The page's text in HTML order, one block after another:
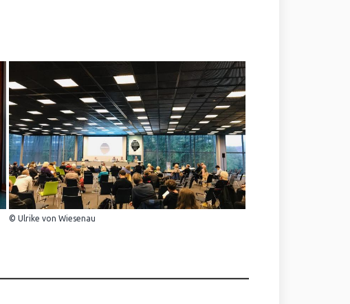
© Ulrike von Wiesenau